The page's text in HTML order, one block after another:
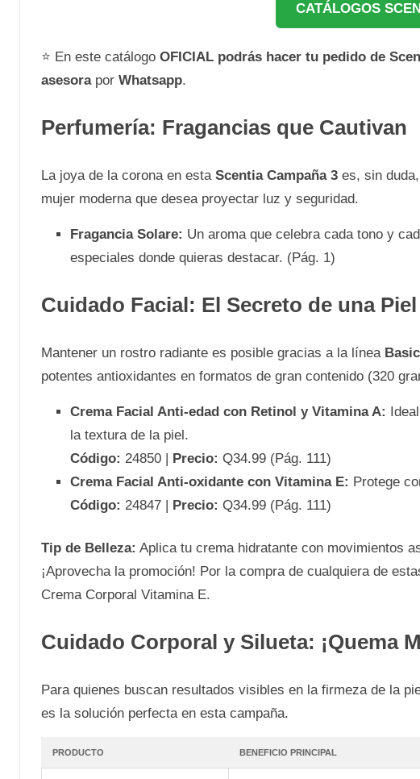
CATÁLOGOS
⭐ En este catálogo OFICIAL podrás hacer tu pedido de
asesora por Whatsapp.
Perfumería: Fragancias que Cautivan
La joya de la corona en esta Scentia Campaña 3es, sin
mujer moderna que desea proyectar luz y seguridad.
Fragancia Solare: Un aroma que celebra cada tono y
especiales donde quieras destacar. (Pág. 1)
Cuidado Facial: El Secreto de una
Mantener un rostro radiante es posible gracias a la línea
potentes antioxidantes en formatos de gran contenido (320
Crema Facial Anti-edad con Retinol y Vitamina A:
la textura de la piel.
Código: 24850 | Precio: Q34.99 (Pág. 111)
Crema Facial Anti-oxidante con Vitamina E: Protege
Código: 24847 | Precio: Q34.99 (Pág. 111)
Tip de Belleza: Aplica tu crema hidratante con movimientos
¡Aprovecha la promoción! Por la compra de cualquiera de
Crema Corporal Vitamina E.
Cuidado Corporal y Silueta: ¡Quema
Para quienes buscan resultados visibles en la firmeza de la
es la solución perfecta en esta campaña.
PRODUCTO BENEFICIO PRINCIPAL